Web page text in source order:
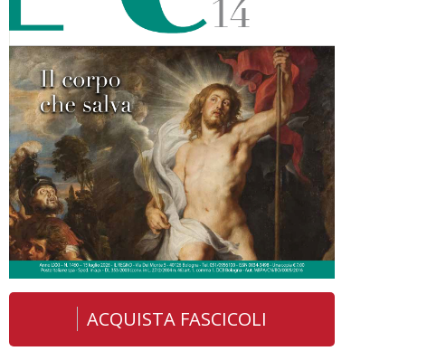
ACQUISTA FASCICOLI